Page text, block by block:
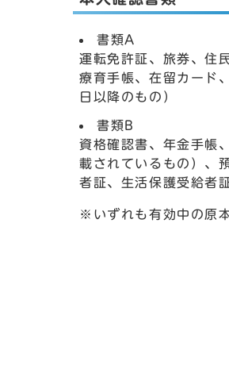
書類A
運転免許証、旅券、住
療育手帳、在留カード
日以降のもの）
書類B
資格確認書、年金手帳
載されているもの）、
者証、生活保護受給者
※いずれも有効中の原